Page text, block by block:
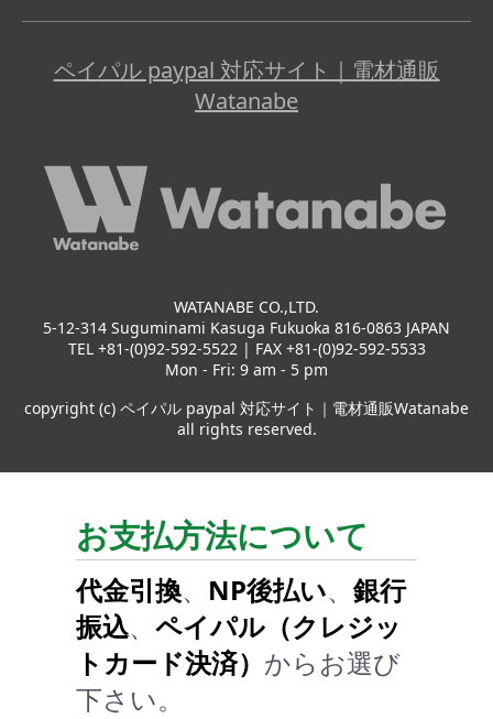
ペイパル paypal 対応サイト｜電材通販
Watanabe
WATANABE CO.,LTD.
5-12-314 Suguminami Kasuga Fukuoka 816-0863 JAPAN
TEL +81-(0)92-592-5522 | FAX +81-(0)92-592-5533
Mon - Fri: 9 am - 5 pm
copyright (c) ペイパル paypal 対応サイト｜電材通販Watanabe
all rights reserved.
お支払方法について
代金引換、 NP後払い、 銀行
振込、 ペイパル（クレジッ
トカード決済） からお選び
下さい。